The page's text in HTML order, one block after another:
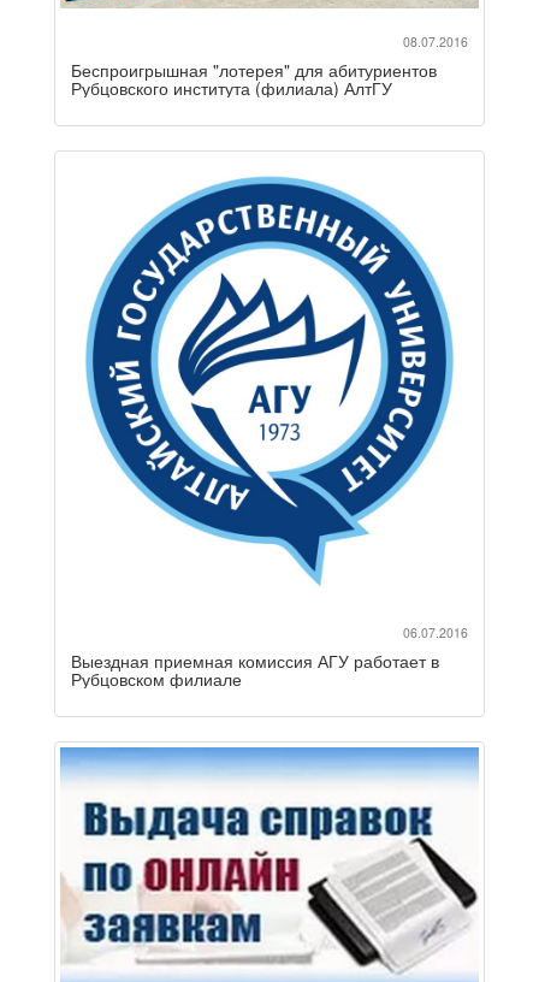
08.07.2016
Беспроигрышная "лотерея" для абитуриентов
Рубцовского института (филиала) АлтГУ
06.07.2016
Выездная приемная комиссия АГУ работает в
Рубцовском филиале